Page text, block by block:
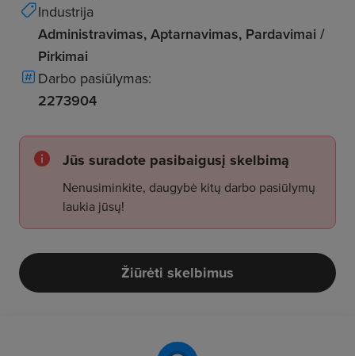
Industrija
Administravimas, Aptarnavimas, Pardavimai /
Pirkimai
Darbo pasiūlymas:
2273904
Jūs suradote pasibaigusį skelbimą
Nenusiminkite, daugybė kitų darbo pasiūlymų
laukia jūsų!
Žiūrėti skelbimus